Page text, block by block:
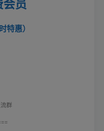
特惠）
群